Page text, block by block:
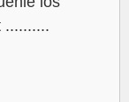
..........